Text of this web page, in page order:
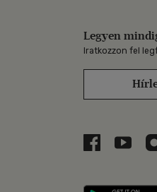
Legyen
Iratkozzon fel
Libri aLibri